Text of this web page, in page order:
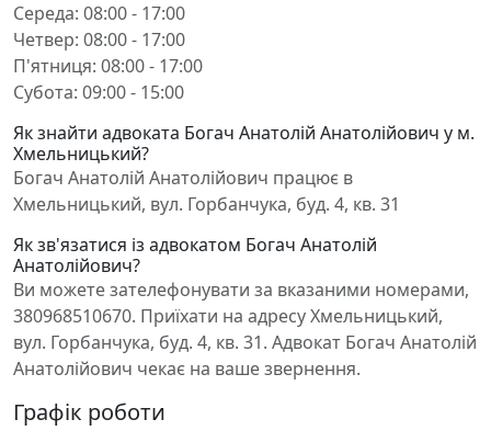
Середа: 08:00 - 17:00
Четвер: 08:00 - 17:00
П'ятниця: 08:00 - 17:00
Субота: 09:00 - 15:00
Як знайти адвоката Богач Анатолій Анатолійович у м.
Хмельницький?
Богач Анатолій Анатолійович працює в
Хмельницький, вул. Горбанчука, буд. 4, кв. 31
Як зв'язатися із адвокатом Богач Анатолій
Анатолійович?
Ви можете зателефонувати за вказаними номерами,
380968510670. Приїхати на адресу Хмельницький,
вул. Горбанчука, буд. 4, кв. 31. Адвокат Богач Анатолій
Анатолійович чекає на ваше звернення.
Графік роботи